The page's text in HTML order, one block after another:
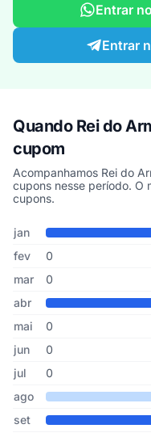
Entrar
Entrar
Quando Rei do
cupom
Acompanhamos Rei do
cupons nesse período. O
cupons.
Cupons de Rei do
Mês Cupons publicados
jan
fev
0
mar
0
abr
mai
0
jun
0
jul
0
ago
set